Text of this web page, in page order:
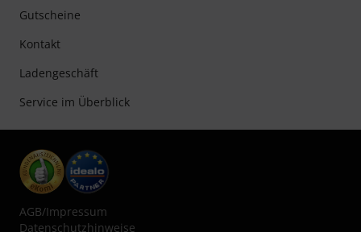
Gutscheine
Kontakt
Ladengeschäft
Service im Überblick
AGB/Impressum
Datenschutzhinweise